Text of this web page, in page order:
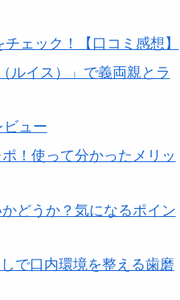
ェック！【口コミ感想】
ルイス）」で義両親とラ
ュー
！使って分かったメリッ
どうか？気になるポイン
で口内環境を整える歯磨